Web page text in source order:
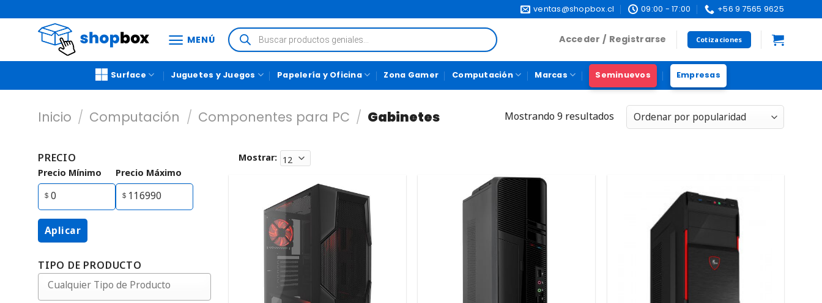
ventas@shopbox.cl 09:00 - 17:00 +56 9 7565 9625
MENÚ Acceder / Registrarse Cotizaciones
Surface Juguetes y Juegos Papelería y Oficina Zona Gamer Computación Marcas Seminuevos Empresas
Inicio / Computación / Componentes para PC / Gabinetes Mostrando 9 resultados
PRECIO
Precio Mínimo Precio Máximo
Aplicar
TIPO DE PRODUCTO
Mostrar: